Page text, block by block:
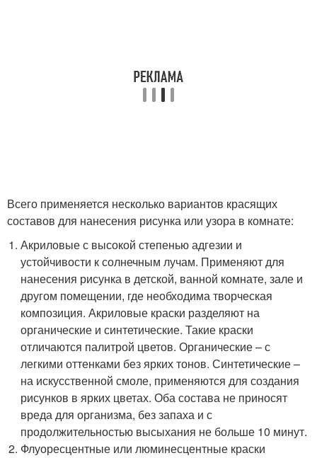
Всего применяется несколько вариантов красящих
составов для нанесения рисунка или узора в комнате:
Акриловые с высокой степенью адгезии и
устойчивости к солнечным лучам. Применяют для
нанесения рисунка в детской, ванной комнате, зале и
другом помещении, где необходима творческая
композиция. Акриловые краски разделяют на
органические и синтетические. Такие краски
отличаются палитрой цветов. Органические – с
легкими оттенками без ярких тонов. Синтетические –
на искусственной смоле, применяются для создания
рисунков в ярких цветах. Оба состава не приносят
вреда для организма, без запаха и с
продолжительностью высыхания не больше 10 минут.
Флуоресцентные или люминесцентные краски